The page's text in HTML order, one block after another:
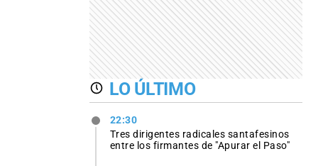
LO ÚLTIMO
22:30
Tres dirigentes radicales santafesinos
entre los firmantes de "Apurar el Paso"